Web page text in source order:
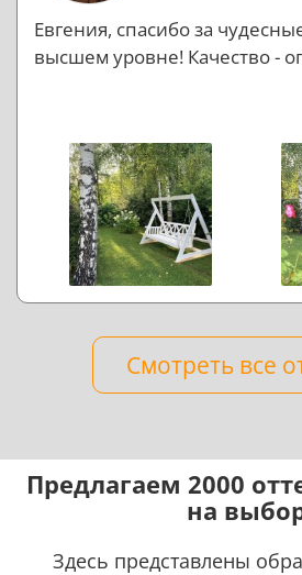
Евгения, спасибо за
высшем уровне! Качество -
Смотреть все
Предлагаем 2000
на
Здесь представлены